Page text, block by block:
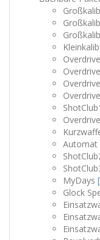
Overdrive
Automat
MyDays
Glock